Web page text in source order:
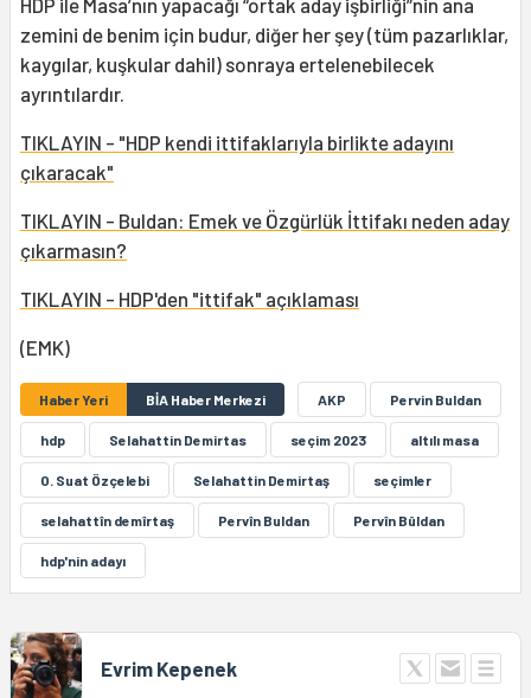
HDP ile Masa’nın yapacağı “ortak aday işbirliği”nin ana
zemini de benim için budur, diğer her şey (tüm pazarlıklar,
kaygılar, kuşkular dahil) sonraya ertelenebilecek
ayrıntılardır.
TIKLAYIN - "HDP kendi ittifaklarıyla birlikte adayını
çıkaracak"
TIKLAYIN - Buldan: Emek ve Özgürlük İttifakı neden aday
çıkarmasın?
TIKLAYIN - HDP'den "ittifak" açıklaması
(EMK)
Haber Yeri BİA Haber Merkezi AKP Pervin Buldan
hdp Selahattin Demirtas seçim 2023 altılı masa
O. Suat Özçelebi Selahattin Demirtaş seçimler
selahattîn demîrtaş Pervîn Buldan Pervîn Bûldan
hdp'nin adayı
Evrim Kepenek